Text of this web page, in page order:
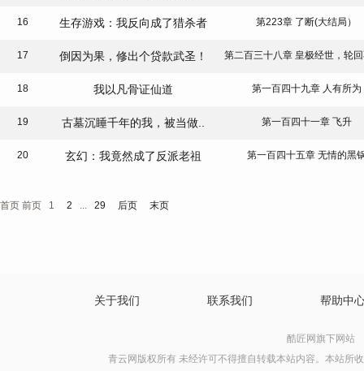
16 生存游戏：我反向成了猎杀者 第223章 了断(大结局）
17 倒因为果，修出个贷款武圣！
18 我以凡骨证仙道 第一百四十九章 人有所为
19 古墓沉睡千年的我，被当做.. 第一百四十一章 飞升
20 玄幻：我竟然成了反派老祖 第一百四十五章 无情的黑
首页 前页 1 2 ... 29 后页 末页
关于我们 联系我们 帮助中
酷匠网旗下网站
青云网版权所有 未经许可不得擅自转载本站内容。本站所